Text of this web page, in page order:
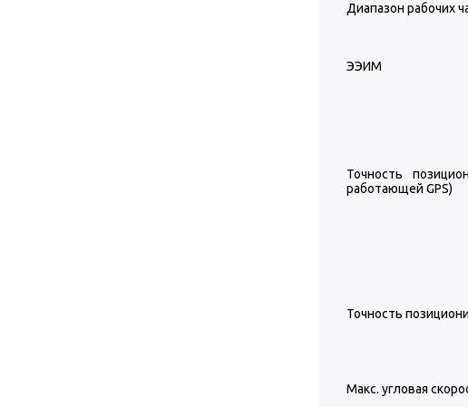
Диапазон рабочих
ЭЭИМ
Точность
работающей GPS)
Точность
Макс. угловая